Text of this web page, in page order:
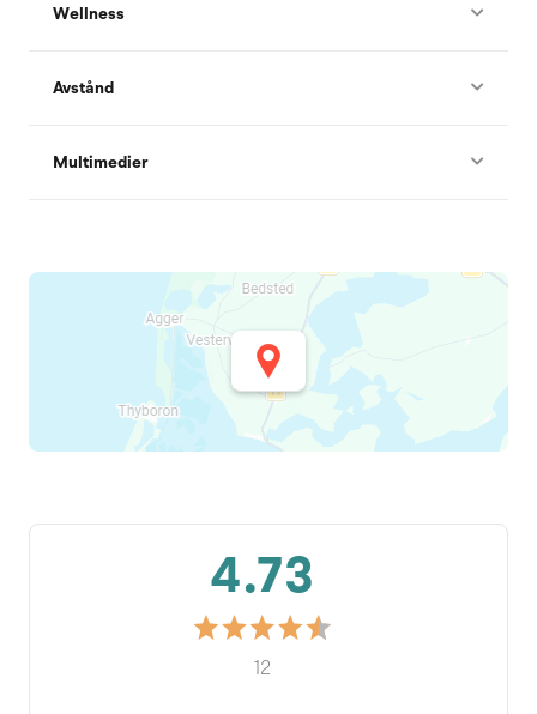
Wellness
Avstånd
Multimedier
4.73
12